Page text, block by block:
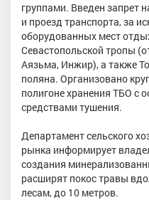
группами. Введен запрет
и проезд транспорта, за
оборудованных мест
Севастопольской тропы
Аязьма, Инжир), а также
поляна. Организовано
полигоне хранения ТБО с
средствами тушения.
Департамент сельского
рынка информирует
создания
расширят покос травы
лесам, до 10 метров.